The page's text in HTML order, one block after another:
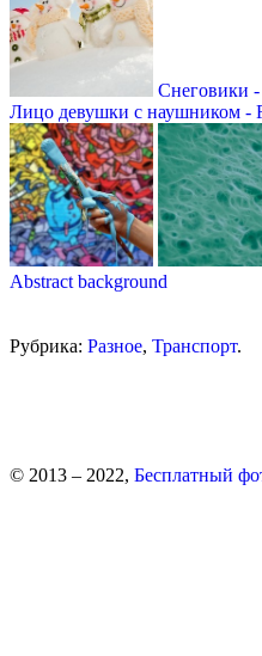
Снеговики -
Лицо девушки с наушником -
Abstract background
Рубрика: Разное, Транспорт.
© 2013 – 2022, Бесплатный